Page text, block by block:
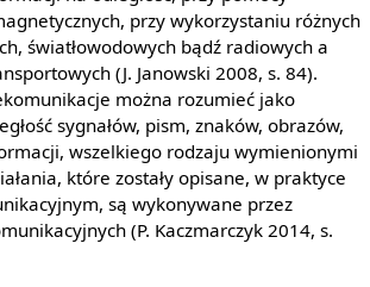
przy wykorzystaniu różnych
światłowodowych bądź radiowych a
(J. Janowski 2008, s. 84).
można rozumieć jako
sygnałów, pism, znaków, obrazów,
wszelkiego rodzaju wymienionymi
które zostały opisane, w praktyce
są wykonywane przez
(P. Kaczmarczyk 2014, s.